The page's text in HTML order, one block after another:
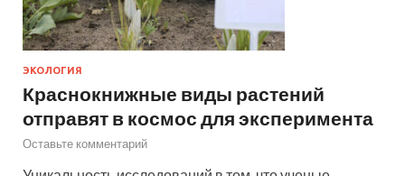
ЭКОЛОГИЯ
Краснокнижные виды растений
отправят в космос для эксперимента
Оставьте комментарий